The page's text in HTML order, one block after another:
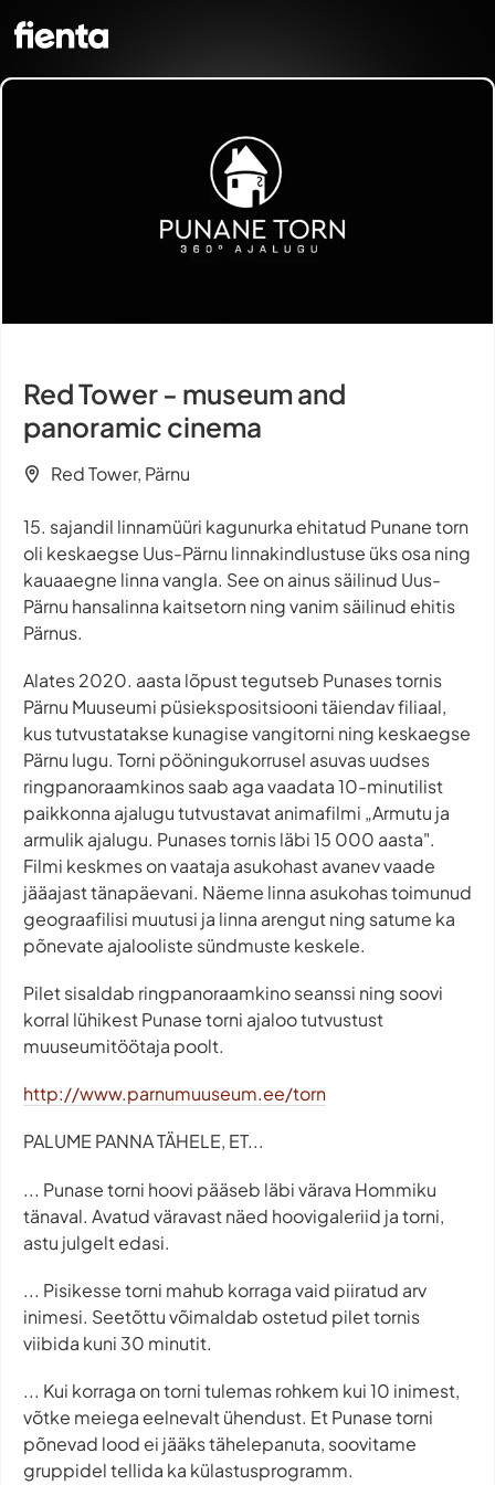
Red Tower - museum and
panoramic cinema
Red Tower, Pärnu
15. sajandil linnamüüri kagunurka ehitatud Punane torn
oli keskaegse Uus-Pärnu linnakindlustuse üks osa ning
kauaaegne linna vangla. See on ainus säilinud Uus-
Pärnu hansalinna kaitsetorn ning vanim säilinud ehitis
Pärnus.
Alates 2020. aasta lõpust tegutseb Punases tornis
Pärnu Muuseumi püsiekspositsiooni täiendav filiaal,
kus tutvustatakse kunagise vangitorni ning keskaegse
Pärnu lugu. Torni pööningukorrusel asuvas uudses
ringpanoraamkinos saab aga vaadata 10-minutilist
paikkonna ajalugu tutvustavat animafilmi „Armutu ja
armulik ajalugu. Punases tornis läbi 15 000 aasta".
Filmi keskmes on vaataja asukohast avanev vaade
jääajast tänapäevani. Näeme linna asukohas toimunud
geograafilisi muutusi ja linna arengut ning satume ka
põnevate ajalooliste sündmuste keskele.
Pilet sisaldab ringpanoraamkino seanssi ning soovi
korral lühikest Punase torni ajaloo tutvustust
muuseumitöötaja poolt.
http://www.parnumuuseum.ee/torn
PALUME PANNA TÄHELE, ET...
... Punase torni hoovi pääseb läbi värava Hommiku
tänaval. Avatud väravast näed hoovigaleriid ja torni,
astu julgelt edasi.
... Pisikesse torni mahub korraga vaid piiratud arv
inimesi. Seetõttu võimaldab ostetud pilet tornis
viibida kuni 30 minutit.
... Kui korraga on torni tulemas rohkem kui 10 inimest,
võtke meiega eelnevalt ühendust. Et Punase torni
põnevad lood ei jääks tähelepanuta, soovitame
gruppidel tellida ka külastusprogramm.